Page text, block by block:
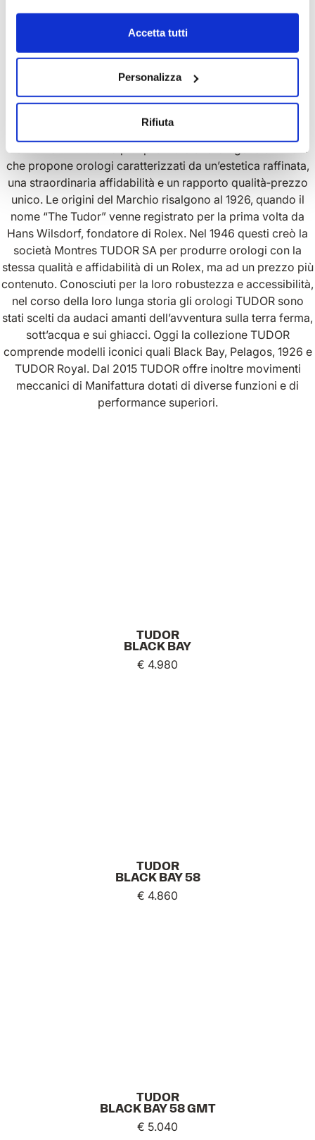
Accetta tutti
Personalizza
Rifiuta
OROLOGI TUDOR
UNA SELEZIONE DAL CARATTERE AUDACE
TUDOR è un marchio pluripremiato di orologeria svizzera
che propone orologi caratterizzati da un’estetica raffinata,
una straordinaria affidabilità e un rapporto qualità‑prezzo
unico. Le origini del Marchio risalgono al 1926, quando il
nome “The Tudor” venne registrato per la prima volta da
Hans Wilsdorf, fondatore di Rolex. Nel 1946 questi creò la
società Montres TUDOR SA per produrre orologi con la
stessa qualità e affidabilità di un Rolex, ma ad un prezzo più
contenuto. Conosciuti per la loro robustezza e accessibilità,
nel corso della loro lunga storia gli orologi TUDOR sono
stati scelti da audaci amanti dell’avventura sulla terra ferma,
sott’acqua e sui ghiacci. Oggi la collezione TUDOR
comprende modelli iconici quali Black Bay, Pelagos, 1926 e
TUDOR Royal. Dal 2015 TUDOR offre inoltre movimenti
meccanici di Manifattura dotati di diverse funzioni e di
performance superiori.
TUDOR
BLACK BAY
€ 4.980
TUDOR
BLACK BAY 58
€ 4.860
TUDOR
BLACK BAY 58 GMT
€ 5.040